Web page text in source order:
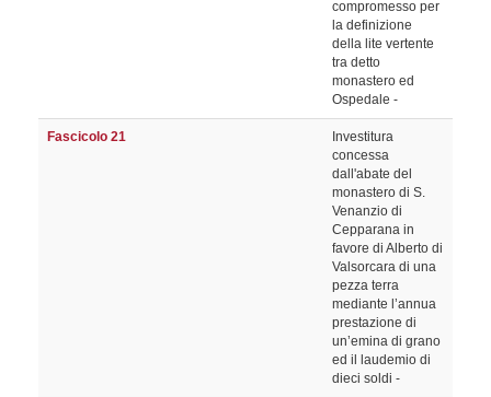
compromesso per
la definizione
della lite vertente
tra detto
monastero ed
Ospedale -
Fascicolo 21
Investitura
concessa
dall'abate del
monastero di S.
Venanzio di
Cepparana in
favore di Alberto di
Valsorcara di una
pezza terra
mediante l’annua
prestazione di
un’emina di grano
ed il laudemio di
dieci soldi -